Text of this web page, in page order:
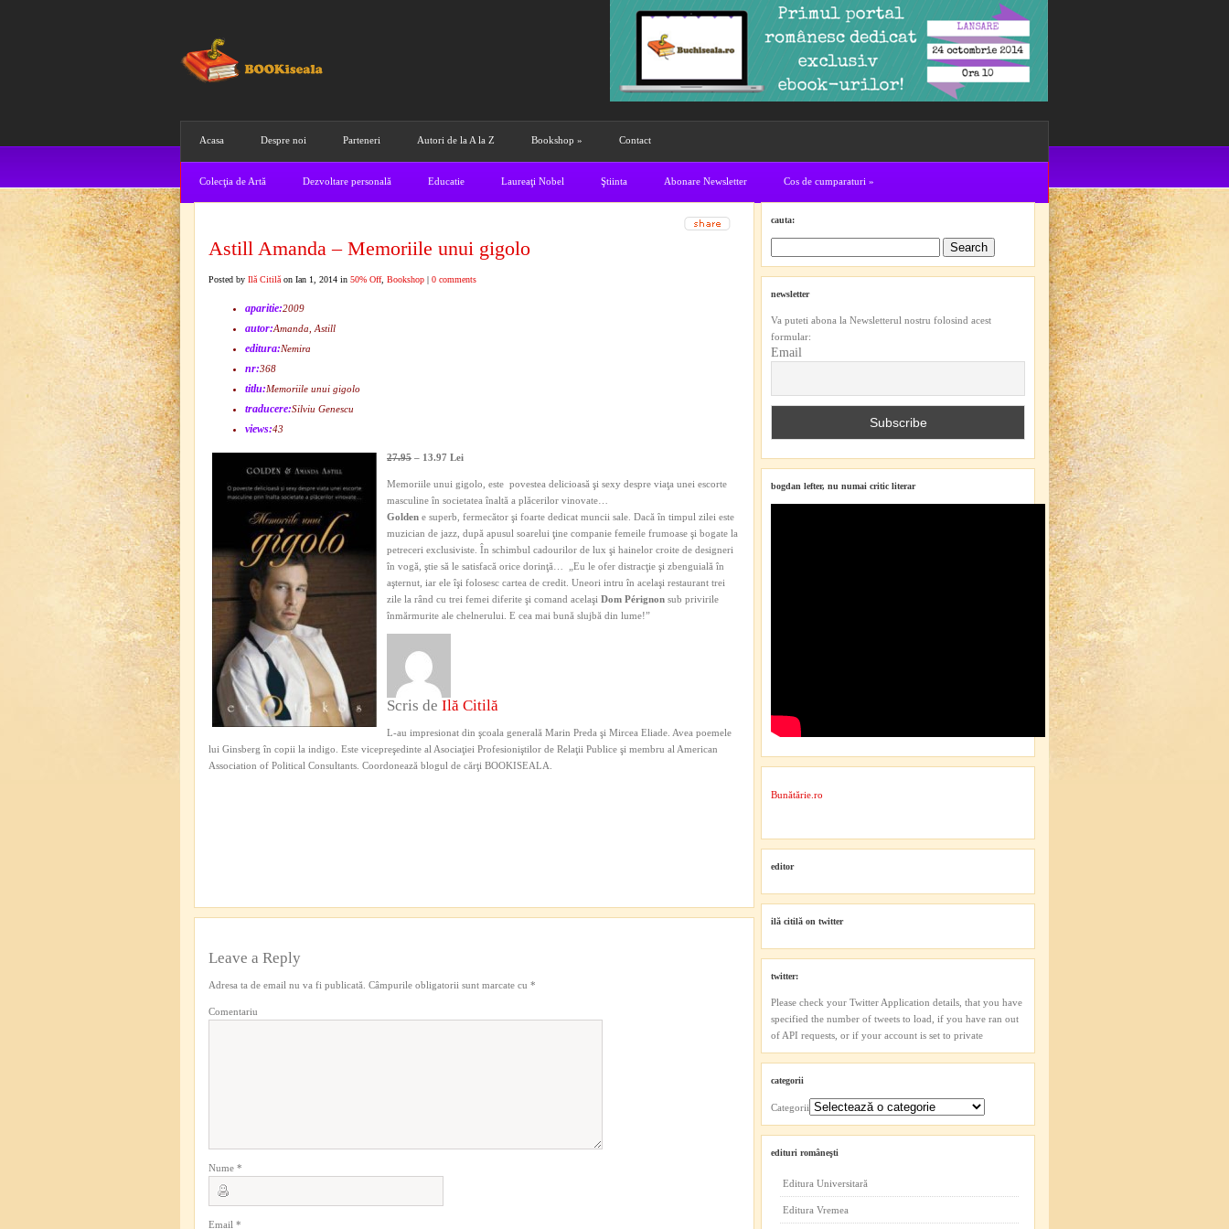
Acasa Despre noi Parteneri Autori de la A la Z Bookshop » Contact
Colecţia de Artă Dezvoltare personală Educatie Laureaţi Nobel Ştiinta Abonare Newsletter Cos de cumparaturi »
Astill Amanda – Memoriile unui gigolo
Posted by Ilă Citilă on Ian 1, 2014 in 50% Off, Bookshop | 0 comments
aparitie:2009
autor:Amanda, Astill
editura:Nemira
nr:368
titlu:Memoriile unui gigolo
traducere:Silviu Genescu
views:43
27.95 – 13.97 Lei
Memoriile unui gigolo, este povestea delicioasă şi sexy despre viaţa unei escorte
masculine în societatea înaltă a plăcerilor vinovate…
Golden e superb, fermecător şi foarte dedicat muncii sale. Dacă în timpul zilei este
muzician de jazz, după apusul soarelui ţine companie femeile frumoase şi bogate la
petreceri exclusiviste. În schimbul cadourilor de lux şi hainelor croite de designeri
în vogă, ştie să le satisfacă orice dorinţă… „Eu le ofer distracţie şi zbenguială în
aşternut, iar ele îşi folosesc cartea de credit. Uneori intru în acelaşi restaurant trei
zile la rând cu trei femei diferite şi comand acelaşi Dom Pérignon sub privirile
înmărmurite ale chelnerului. E cea mai bună slujbă din lume!”
Scris de Ilă Citilă
L-au impresionat din şcoala generală Marin Preda şi Mircea Eliade. Avea poemele
lui Ginsberg în copii la indigo. Este vicepreşedinte al Asociaţiei Profesioniştilor de Relaţii Publice şi membru al American
Association of Political Consultants. Coordonează blogul de cărţi BOOKISEALA.
Leave a Reply
Adresa ta de email nu va fi publicată. Câmpurile obligatorii sunt marcate cu *
Comentariu
Nume *
Email *
cauta:
newsletter
Va puteti abona la Newsletterul nostru folosind acest
formular:
Email
bogdan lefter, nu numai critic literar
Bunătărie.ro
editor
ilă citilă on twitter
twitter:
Please check your Twitter Application details, that you have
specified the number of tweets to load, if you have ran out
of API requests, or if your account is set to private
categorii
Categorii
edituri româneşti
Editura Universitară
Editura Vremea